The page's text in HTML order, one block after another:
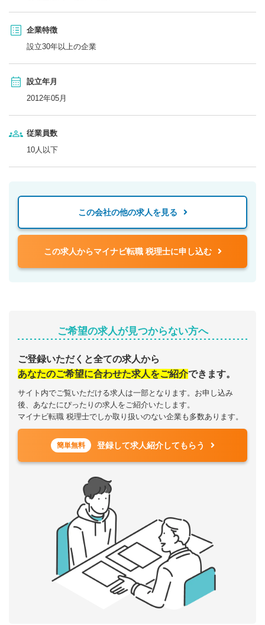
企業特徴
設立30年以上の企業
設立年月
2012年05月
従業員数
10人以下
この会社の他の求人を見る
この求人からマイナビ転職 税理士に申し込む
ご希望の求人が見つからない方へ
ご登録いただくと全ての求人から
あなたのご希望に合わせた求人をご紹介できます。
サイト内でご覧いただける求人は一部となります。お申し込み
後、あなたにぴったりの求人をご紹介いたします。
マイナビ転職 税理士でしか取り扱いのない企業も多数あります。
簡単無料 登録して求人紹介してもらう